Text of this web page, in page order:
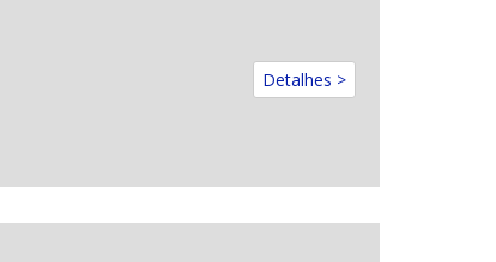
Detalhes >